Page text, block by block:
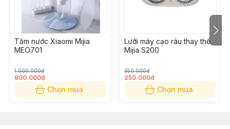
Tăm nước Xiaomi Mijia
MEO701
1.000.000đ
800.000đ
Chọn mua
Lưỡi máy cạo râu thay thế
Mijia S200
350.000đ
250.000đ
Chọn mua